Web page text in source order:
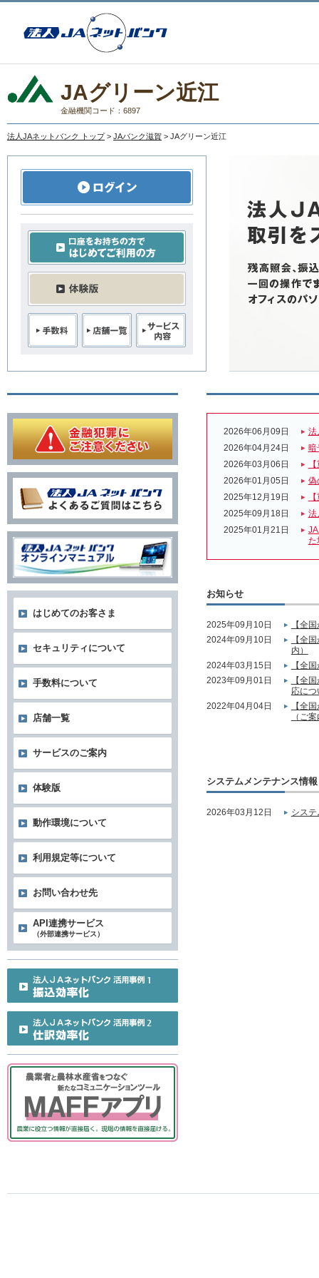
JAグリーン近江
金融機関コード：6897
法人JAネットバンク トップ > JAバンク滋賀 > JAグリーン近江
2026年06月09日
法
2026年04月24日
暗
2026年03月06日
2026年01月05日
偽
2025年12月19日
2025年09月18日
法
2025年01月21日
た
お知らせ
2025年09月10日
【全
2024年09月10日
【全
内）
2024年03月15日
【全
2023年09月01日
【全
応に
2022年04月04日
【全
（ご
システムメンテナンス情報
2026年03月12日 シス
はじめてのお客さま
セキュリティについて
手数料について
店舗一覧
サービスのご案内
体験版
動作環境について
利用規定等について
お問い合わせ先
API連携サービス
（外部連携サービス）